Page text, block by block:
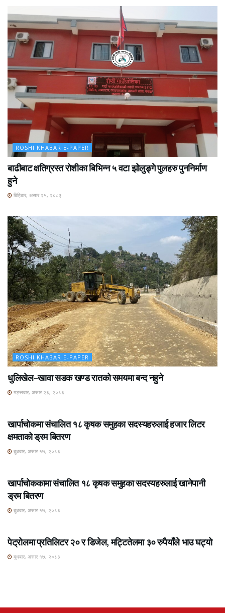
ROSHI KHABAR E-PAPER
बाढीबाट क्षतिग्रस्त रोशीका बिभिन्न ५ वटा झोलुङ्गे पुलहरु पुननिर्माण
हुने
बिहिबार, असार २५, २०८३
ROSHI KHABAR E-PAPER
धुलिखेल–खावा सडक खण्ड रातको समयमा बन्द नहुने
मङ्लबार, असार २३, २०८३
खार्पाचोकमा संचालित १८ कृषक समुहका सदस्यहरुलाई हजार लिटर
क्षमताको ड्रम बितरण
बुधबार, असार १७, २०८३
खार्पाचोककामा संचालित १८ कृषक समुहका सदस्यहरुलाई खानेपानी
ड्रम बितरण
बुधबार, असार १७, २०८३
पेट्रोलमा प्रतिलिटर २० र डिजेल, मट्टितेलमा ३० रुपैयाँले भाउ घट्यो
बुधबार, असार १७, २०८३